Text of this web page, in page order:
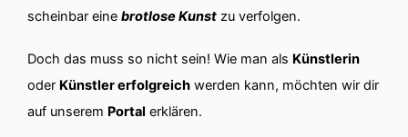
scheinbar einebrotlose Kunst zu verfolgen.
Doch das muss so nicht sein! Wie man als Künstlerin
oder Künstler erfolgreich werden kann, möchten wir dir
auf unserem Portal erklären.